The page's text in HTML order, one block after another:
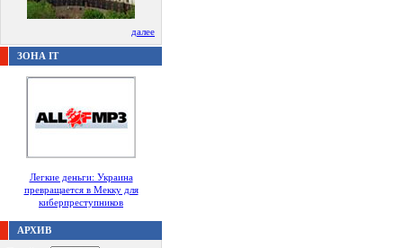
далее
ЗОНА IT
Легкие деньги: Украина
превращается в Мекку для
киберпреступников
АРХИВ